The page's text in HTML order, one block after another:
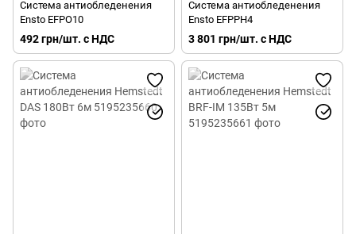
Система антиобледенения
Ensto EFPO10
492 грн/шт. с НДС
Система антиобледенения
Ensto EFPPH4
3 801 грн/шт. с НДС